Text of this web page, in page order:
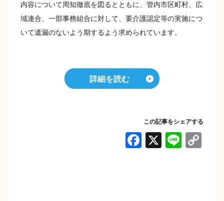
内容について周知徹底を図るとともに、管内市区町村、広
域連合、一部事務組合に対して、要介護認定等の実施につ
いて遺漏のないよう期するよう求められています。
詳細を読む
この記事をシェアする
F X Li